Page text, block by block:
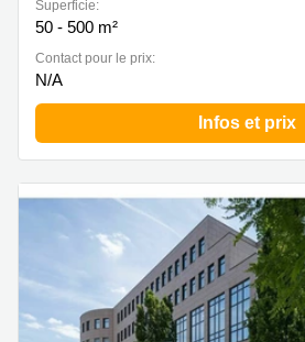
Superficie:
50 - 500 m²
Contact pour le prix:
N/A
Infos et prix